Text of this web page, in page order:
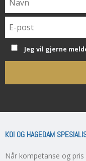
Jeg vil gjerne
KOI OG HAGEDAM
Når kompetanse og pris